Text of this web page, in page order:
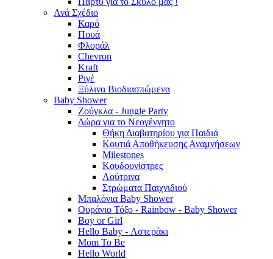
Ανά Σχέδιο
Καρό
Πουά
Φλοράλ
Chevron
Kraft
Ριγέ
Ξύλινα Βιοδιασπώμενα
Baby Shower
Ζούγκλα - Jungle Party
Δώρα για το Νεογέννητο
Θήκη Διαβατηρίου για Παιδιά
Κουτιά Αποθήκευσης Αναμνήσεων
Milestones
Κουδουνίστρες
Λούτρινα
Στρώματα Παιχνιδιού
Μπαλόνια Baby Shower
Ουράνιο Τόξο - Rainbow - Baby Shower
Boy or Girl
Hello Baby - Αστεράκι
Mom To Be
Hello World